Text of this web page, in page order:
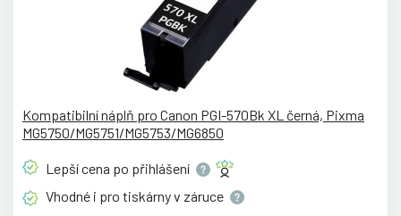
Kompatibilní náplň pro Canon PGI-570Bk XL černá, Pixma
MG5750/MG5751/MG5753/MG6850
Lepší cena po přihlášení
Vhodné i pro tiskárny v záruce